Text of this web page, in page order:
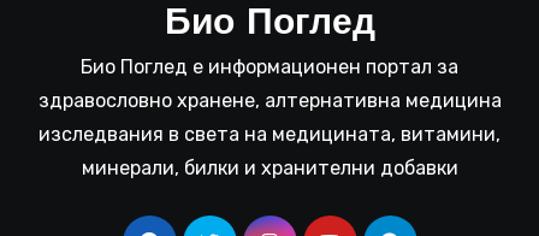
Био Поглед
Био Поглед е информационен портал за
здравословно хранене, алтернативна медицина
изследвания в света на медицината, витамини,
минерали, билки и хранителни добавки